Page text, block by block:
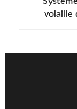
volaille